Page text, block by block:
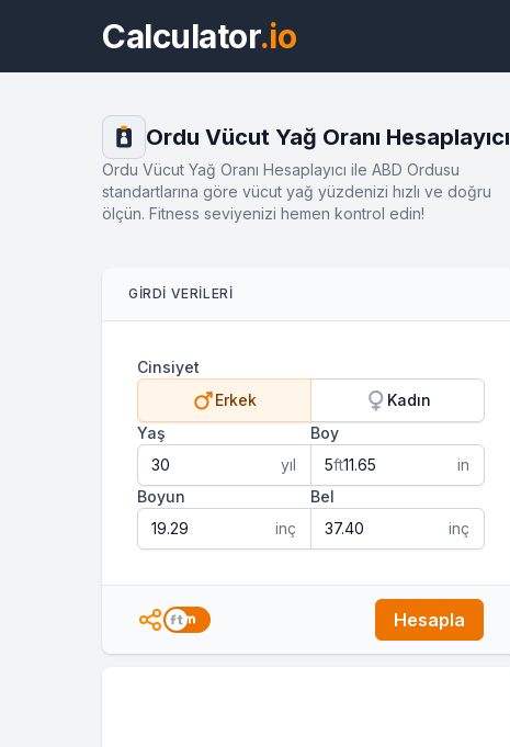
Calculator.io
Ordu Vücut Yağ Oranı Hesaplayıcı
Ordu Vücut Yağ Oranı Hesaplayıcı ile ABD Ordusu
standartlarına göre vücut yağ yüzdenizi hızlı ve doğru
ölçün. Fitness seviyenizi hemen kontrol edin!
GIRDI VERILERI
Cinsiyet
Erkek
Kadın
Yaş
yıl
Boy
ft
in
Boyun
inç
Bel
inç
Hesapla